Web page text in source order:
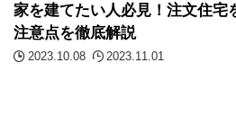
家を建てたい人必見！注文住宅
注意点を徹底解説
2023.10.08 2023.11.01